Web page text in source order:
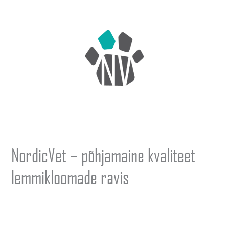
NordicVet – põhjamaine kvaliteet
lemmikloomade ravis